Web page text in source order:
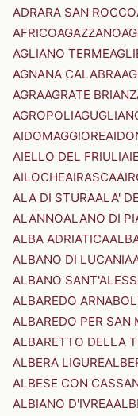
ADRARA SAN ROCCO
AFRICOAGAZZANO
AGLIANO TERME
AGNANA CALABRA
AGRAAGRATE
AGROPOLI
AIDOMAGGIORE
AIELLO DEL FRIULI
AILOCHEAIRASCA
ALA DI STURAALA'
ALANNOALANO DI
ALBA ADRIATICA
ALBANO DI LUCANIA
ALBANO
ALBAREDO
ALBAREDO PER SAN
ALBARETTO DELLA
ALBERA LIGURE
ALBESE CON
ALBIANO D'IVREA